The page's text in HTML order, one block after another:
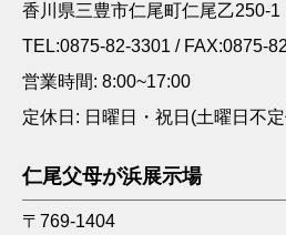
香川県三豊市仁尾町仁尾乙250-1
TEL:0875-82-3301 / FAX:0875-
営業時間: 8:00~17:00
定休日: 日曜日・祝日(土曜日不
仁尾父母が浜展示場
〒769-1404